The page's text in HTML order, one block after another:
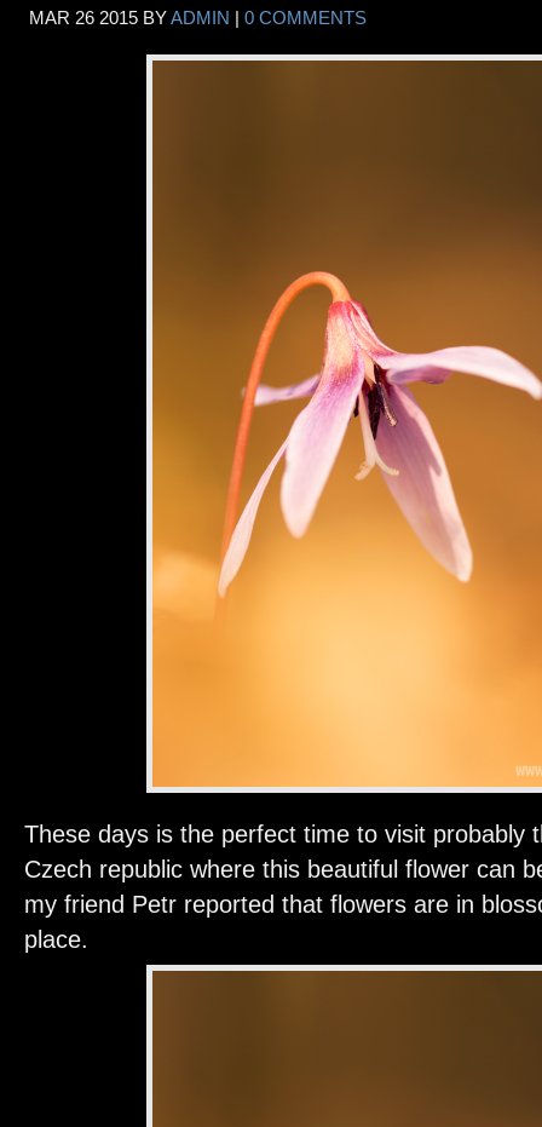
MAR 26 2015 BYADMIN | 0 COMMENTS
These days is the perfect time to visit probably
Czech republic where this beautiful flower can
my friend Petr reported that flowers are in
place.